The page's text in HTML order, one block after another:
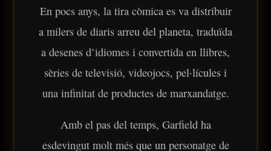
En pocs anys, la tira còmica es va distribuir
a milers de diaris arreu del planeta, traduïda
a desenes d’idiomes i convertida en llibres,
sèries de televisió, videojocs, pel·lícules i
una infinitat de productes de marxandatge.
Amb el pas del temps, Garfield ha
esdevingut molt més que un personatge de